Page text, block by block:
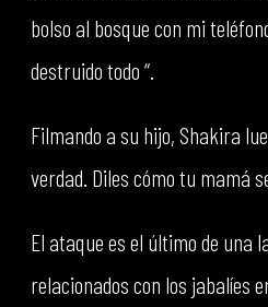
bolso al bosque con mi
destruido todo “.
Filmando a su hijo, Shakira
verdad. Diles cómo tu mamá
El ataque es el último de una
relacionados con los jabalíes